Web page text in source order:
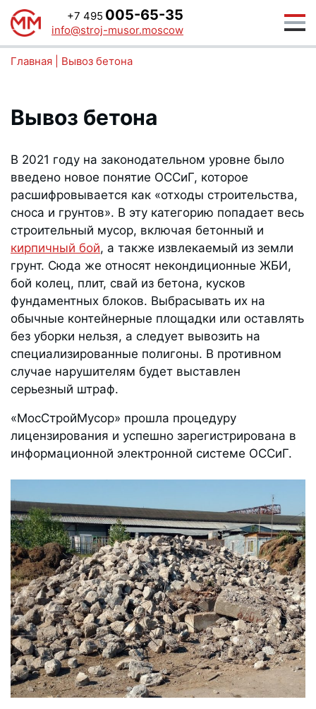
+7 495 005-65-35
info@stroj-musor.moscow
Главная Вывоз бетона
Вывоз бетона
В 2021 году на законодательном уровне было
введено новое понятие ОССиГ, которое
расшифровывается как «отходы строительства,
сноса и грунтов». В эту категорию попадает весь
строительный мусор, включая бетонный и
кирпичный бой, а также извлекаемый из земли
грунт. Сюда же относят некондиционные ЖБИ,
бой колец, плит, свай из бетона, кусков
фундаментных блоков. Выбрасывать их на
обычные контейнерные площадки или оставлять
без уборки нельзя, а следует вывозить на
специализированные полигоны. В противном
случае нарушителям будет выставлен
серьезный штраф.
«МосСтройМусор» прошла процедуру
лицензирования и успешно зарегистрирована в
информационной электронной системе ОССиГ.